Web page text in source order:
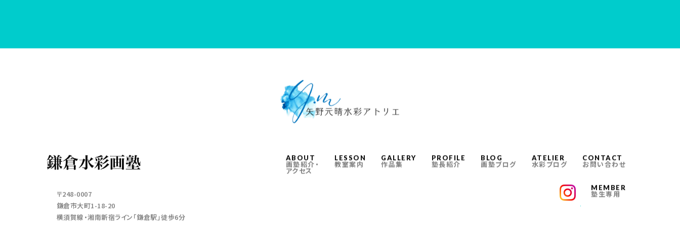
〒248-0007
鎌倉市大町1-18-20
横須賀線・湘南新宿ライン「鎌倉駅」徒歩6分
ABOUT
画塾紹介・
アクセス
LESSON
教室案内
GALLERY
作品集
PROFILE
塾長紹介
BLOG
画塾ブログ
ATELIER
水彩ブログ
CONTACT
お問い合わせ
MEMBER
塾生専用